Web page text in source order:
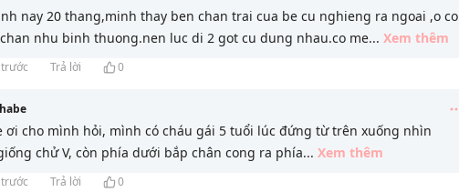
nay 20 thang,minh thay ben chan trai cua be cu nghieng ra ngoai ,o co
nhu binh thuong.nen luc di 2 got cu dung nhau.co me... Xem thêm
Trả lời 0
ơi cho mình hỏi, mình có cháu gái 5 tuổi lúc đứng từ trên xuống nhìn
chử V, còn phía dưới bắp chân cong ra phía... Xem thêm
Trả lời 0